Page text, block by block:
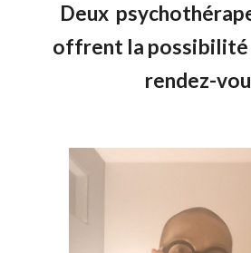
Deux
offrent la possibilité
rendez-